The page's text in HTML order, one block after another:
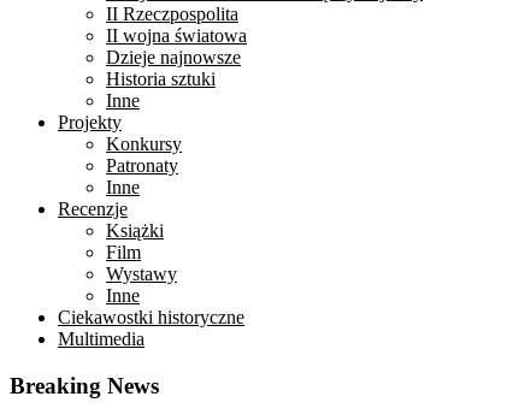
II Rzeczpospolita
II wojna światowa
Dzieje najnowsze
Historia sztuki
Inne
Projekty
Konkursy
Patronaty
Inne
Recenzje
Książki
Film
Wystawy
Inne
Ciekawostki historyczne
Multimedia
Breaking News